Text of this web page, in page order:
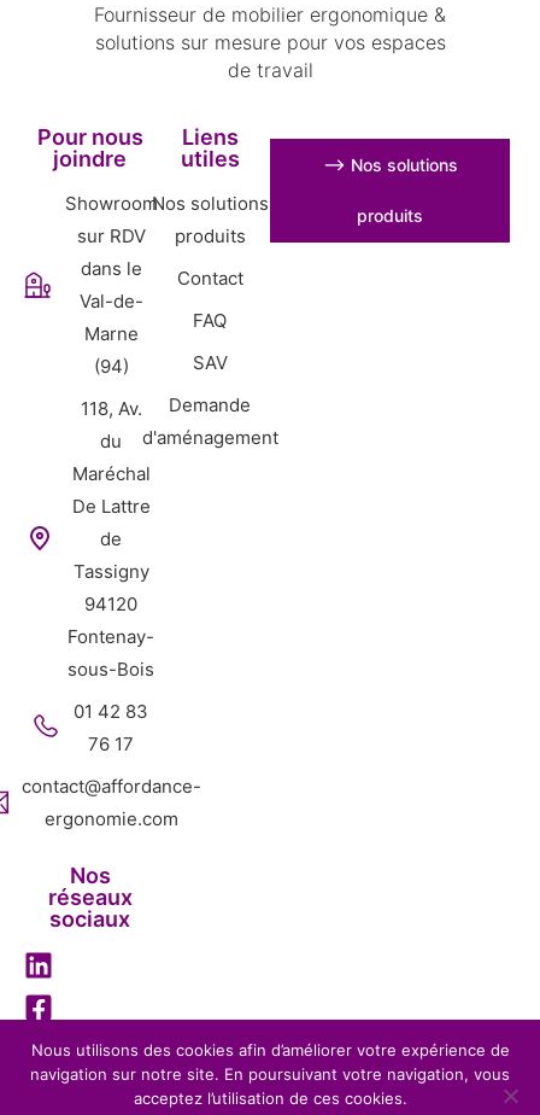
Fournisseur de mobilier ergonomique &
solutions sur mesure pour vos espaces
de travail
Pour nous
joindre
Showroom
sur RDV
dans le
Val-de-
Marne
(94)
118, Av.
du
Maréchal
De Lattre
de
Tassigny
94120
Fontenay-
sous-Bois
01 42 83
76 17
contact@affordance-
ergonomie.com
Nos
réseaux
sociaux
Liens
utiles
Nos solutions
produits
Contact
FAQ
SAV
Demande
d'aménagement
⟶ Nos solutions
produits
Affordance Ergonomie – 2026 – Tous droits réservés-
Mentions légalesPolitique de confidentialité
Nous utilisons des cookies afin d’améliorer votre expérience de
navigation sur notre site. En poursuivant votre navigation, vous
acceptez l’utilisation de ces cookies.